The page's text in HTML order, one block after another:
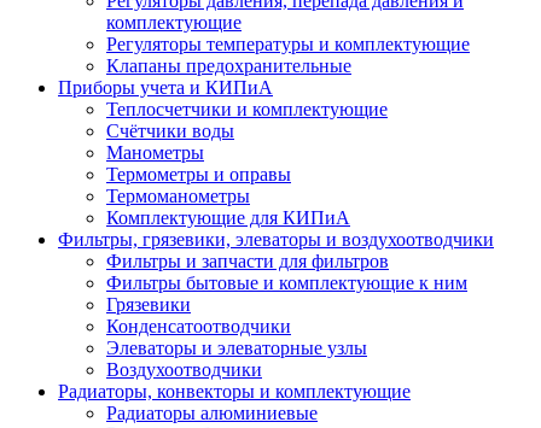
комплектующие
Регуляторы температуры и комплектующие
Клапаны предохранительные
Приборы учета и КИПиА
Теплосчетчики и комплектующие
Счётчики воды
Манометры
Термометры и оправы
Термоманометры
Комплектующие для КИПиА
Фильтры, грязевики, элеваторы и воздухоотводчики
Фильтры и запчасти для фильтров
Фильтры бытовые и комплектующие к ним
Грязевики
Конденсатоотводчики
Элеваторы и элеваторные узлы
Воздухоотводчики
Радиаторы, конвекторы и комплектующие
Радиаторы алюминиевые